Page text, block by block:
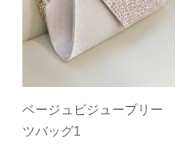
ベージュビジュープリー
ツバッグ1